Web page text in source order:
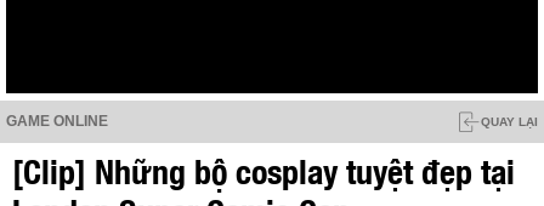
GAME ONLINE QUAY LẠI
[Clip] Những bộ cosplay tuyệt đẹp tại